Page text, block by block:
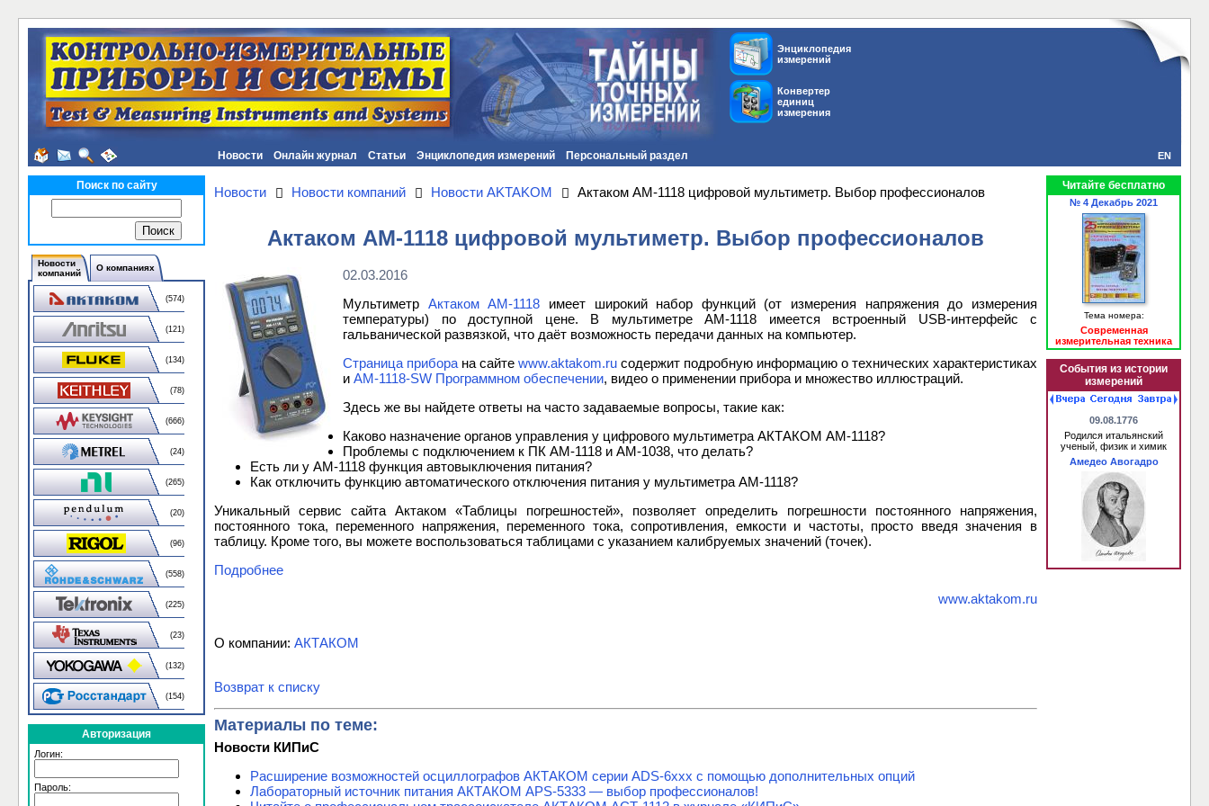
Энциклопедия
измерений
Конвертер
единиц
измерения
Новости Онлайн журнал Статьи Энциклопедия измерений Персональный раздел EN
Поиск по сайту
Новости
компаний
О компаниях
(574)
(121)
(134)
(78)
(666)
(24)
(265)
(20)
(96)
(558)
(225)
(23)
(132)
(154)
Авторизация
Логин:
Пароль:
Новости Новости компаний Новости AKTAKOM Актаком АМ-1118 цифровой мультиметр. Выбор профессионалов
Актаком АМ-1118 цифровой мультиметр. Выбор профессионалов
02.03.2016
Мультиметр Актаком АМ-1118 имеет широкий набор функций (от измерения напряжения до измерения
температуры) по доступной цене. В мультиметре АМ-1118 имеется встроенный USB-интерфейс с
гальванической развязкой, что даёт возможность передачи данных на компьютер.
Страница прибора на сайте www.aktakom.ru содержит подробную информацию о технических характеристиках
и AM-1118-SW Программном обеспечении, видео о применении прибора и множество иллюстраций.
Здесь же вы найдете ответы на часто задаваемые вопросы, такие как:
Каково назначение органов управления у цифрового мультиметра АКТАКОМ АМ-1118?
Проблемы с подключением к ПК АМ-1118 и АМ-1038, что делать?
Есть ли у АМ-1118 функция автовыключения питания?
Как отключить функцию автоматического отключения питания у мультиметра АМ-1118?
Уникальный сервис сайта Актаком «Таблицы погрешностей», позволяет определить погрешности постоянного напряжения,
постоянного тока, переменного напряжения, переменного тока, сопротивления, емкости и частоты, просто введя значения в
таблицу. Кроме того, вы можете воспользоваться таблицами с указанием калибруемых значений (точек).
Подробнее
www.aktakom.ru
О компании: АКТАКОМ
Возврат к списку
Материалы по теме:
Новости КИПиС
Расширение возможностей осциллографов АКТАКОМ серии ADS-6ххх с помощью дополнительных опций
Лабораторный источник питания АКТАКОМ APS-5333 — выбор профессионалов!
Читайте бесплатно
№ 4 Декабрь 2021
Тема номера:
Современная
измерительная техника
События из истории
измерений
09.08.1776
Родился итальянский
ученый, физик и химик
Амедео Авогадро